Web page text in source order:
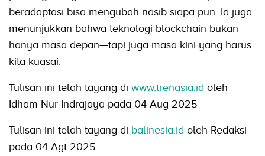
beradaptasi bisa mengubah nasib siapa pun. Ia juga
menunjukkan bahwa teknologi blockchain bukan
hanya masa depan—tapi juga masa kini yang harus
kita kuasai.
Tulisan ini telah tayang di www.trenasia.id oleh
Idham Nur Indrajaya pada 04 Aug 2025
Tulisan ini telah tayang di balinesia.id oleh Redaksi
pada 04 Agt 2025